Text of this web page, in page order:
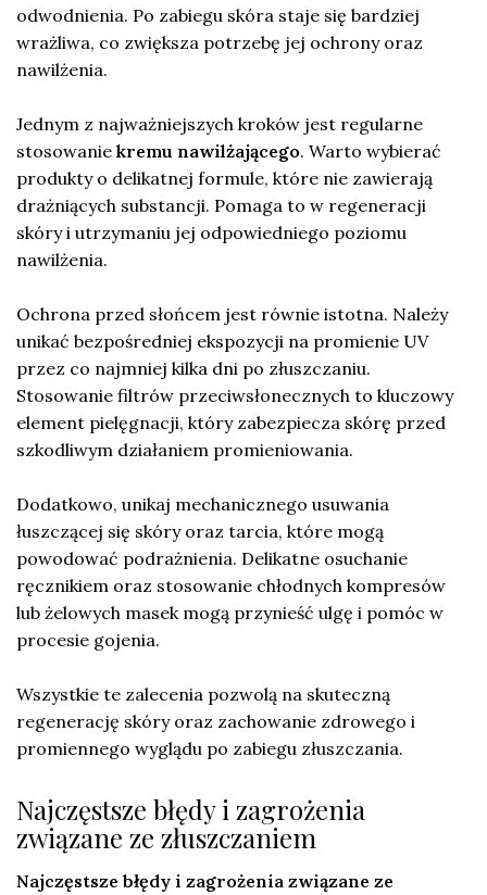
odwodnienia. Po zabiegu skóra staje się bardziej
wrażliwa, co zwiększa potrzebę jej ochrony oraz
nawilżenia.
Jednym z najważniejszych kroków jest regularne
stosowanie kremu nawilżającego. Warto wybierać
produkty o delikatnej formule, które nie zawierają
drażniących substancji. Pomaga to w regeneracji
skóry i utrzymaniu jej odpowiedniego poziomu
nawilżenia.
Ochrona przed słońcem jest równie istotna. Należy
unikać bezpośredniej ekspozycji na promienie UV
przez co najmniej kilka dni po złuszczaniu.
Stosowanie filtrów przeciwsłonecznych to kluczowy
element pielęgnacji, który zabezpiecza skórę przed
szkodliwym działaniem promieniowania.
Dodatkowo, unikaj mechanicznego usuwania
łuszczącej się skóry oraz tarcia, które mogą
powodować podrażnienia. Delikatne osuchanie
ręcznikiem oraz stosowanie chłodnych kompresów
lub żelowych masek mogą przynieść ulgę i pomóc w
procesie gojenia.
Wszystkie te zalecenia pozwolą na skuteczną
regenerację skóry oraz zachowanie zdrowego i
promiennego wyglądu po zabiegu złuszczania.
Najczęstsze błędy i zagrożenia
związane ze złuszczaniem
Najczęstsze błędy i zagrożenia związane ze